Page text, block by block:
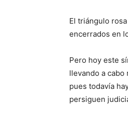
El triángulo
encerrados en
Pero hoy este
llevando a
pues todavía
persiguen